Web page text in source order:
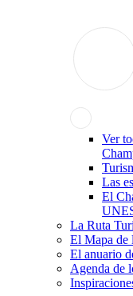
Ver
Las
El
La Ruta
El Mapa de
El anuario
Agenda de